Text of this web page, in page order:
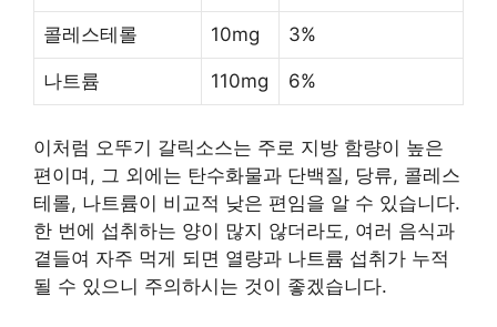
콜레스테롤 10mg 3%
나트륨 110mg 6%
이처럼 오뚜기 갈릭소스는 주로 지방 함량이 높은
편이며, 그 외에는 탄수화물과 단백질, 당류, 콜레스
테롤, 나트륨이 비교적 낮은 편임을 알 수 있습니다.
한 번에 섭취하는 양이 많지 않더라도, 여러 음식과
곁들여 자주 먹게 되면 열량과 나트륨 섭취가 누적
될 수 있으니 주의하시는 것이 좋겠습니다.